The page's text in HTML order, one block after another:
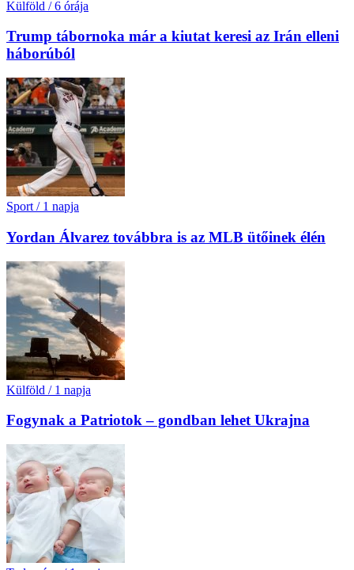
Külföld / 6 órája
Trump tábornoka már a kiutat keresi az Irán elleni
háborúból
Sport / 1 napja
Yordan Álvarez továbbra is az MLB ütőinek élén
Külföld / 1 napja
Fogynak a Patriotok – gondban lehet Ukrajna